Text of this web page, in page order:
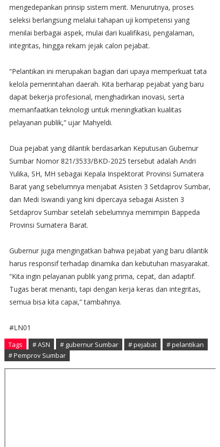
mengedepankan prinsip sistem merit. Menurutnya, proses
seleksi berlangsung melalui tahapan uji kompetensi yang
menilai berbagai aspek, mulai dari kualifikasi, pengalaman,
integritas, hingga rekam jejak calon pejabat.
“Pelantikan ini merupakan bagian dari upaya memperkuat tata
kelola pemerintahan daerah. Kita berharap pejabat yang baru
dapat bekerja profesional, menghadirkan inovasi, serta
memanfaatkan teknologi untuk meningkatkan kualitas
pelayanan publik,” ujar Mahyeldi.
Dua pejabat yang dilantik berdasarkan Keputusan Gubernur
Sumbar Nomor 821/3533/BKD-2025 tersebut adalah Andri
Yulika, SH, MH sebagai Kepala Inspektorat Provinsi Sumatera
Barat yang sebelumnya menjabat Asisten 3 Setdaprov Sumbar,
dan Medi Iswandi yang kini dipercaya sebagai Asisten 3
Setdaprov Sumbar setelah sebelumnya memimpin Bappeda
Provinsi Sumatera Barat.
Gubernur juga mengingatkan bahwa pejabat yang baru dilantik
harus responsif terhadap dinamika dan kebutuhan masyarakat.
“Kita ingin pelayanan publik yang prima, cepat, dan adaptif.
Tugas berat menanti, tapi dengan kerja keras dan integritas,
semua bisa kita capai,” tambahnya.
#LN01
Tags # ASN # gubernur Sumbar # pejabat
# pelantikan
# Pemprov Sumbar